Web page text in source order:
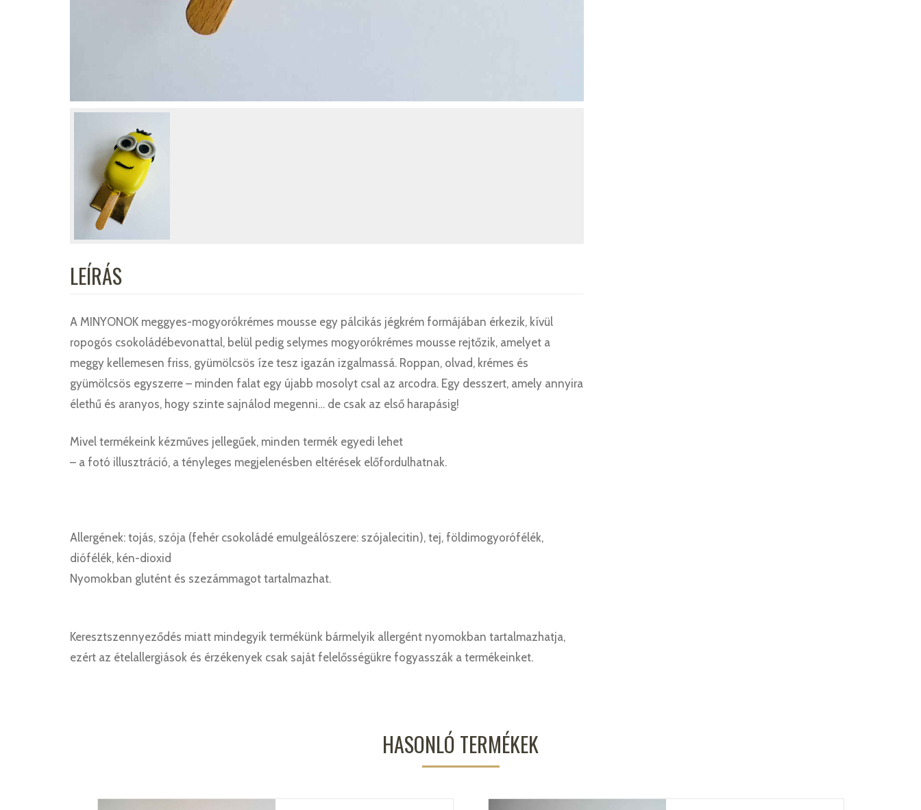
LEÍRÁS
A MINYONOK meggyes-mogyorókrémes mousse egy pálcikás jégkrém formájában érkezik, kívül
ropogós csokoládébevonattal, belül pedig selymes mogyorókrémes mousse rejtőzik, amelyet a
meggy kellemesen friss, gyümölcsös íze tesz igazán izgalmassá. Roppan, olvad, krémes és
gyümölcsös egyszerre – minden falat egy újabb mosolyt csal az arcodra. Egy desszert, amely annyira
élethű és aranyos, hogy szinte sajnálod megenni… de csak az első harapásig!
Mivel termékeink kézműves jellegűek, minden termék egyedi lehet
– a fotó illusztráció, a tényleges megjelenésben eltérések előfordulhatnak.
Allergének: tojás, szója (fehér csokoládé emulgeálószere: szójalecitin), tej, földimogyorófélék,
diófélék, kén-dioxid
Nyomokban glutént és szezámmagot tartalmazhat.
Keresztszennyeződés miatt mindegyik termékünk bármelyik allergént nyomokban tartalmazhatja,
ezért az ételallergiások és érzékenyek csak saját felelősségükre fogyasszák a termékeinket.
HASONLÓ TERMÉKEK